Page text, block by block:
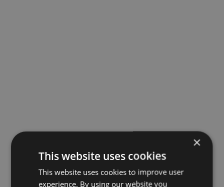
×
This website uses cookies
This website uses cookies to improve user
experience. By using our website you